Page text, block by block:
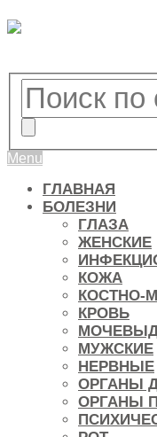
Menu
ГЛАВНАЯ
БОЛЕЗНИ
ГЛАЗА
ЖЕНСКИЕ
КОЖА
КОСТНО-
КРОВЬ
МУЖСКИЕ
НЕРВНЫЕ
ОРГАНЫ
ОРГАНЫ